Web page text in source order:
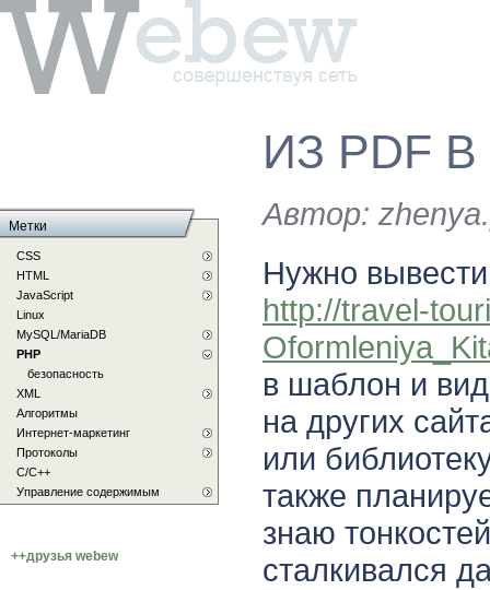
ИЗ PDF В
Автор:
Нужно
http://travel-
в шаблон и
на других
или
также
знаю
сталкивался
Метки
CSS
HTML
JavaScript
Linux
MySQL/MariaDB
PHP
безопасность
XML
Алгоритмы
Интернет-маркетинг
Протоколы
С/C++
Управление содержимым
++друзья webew